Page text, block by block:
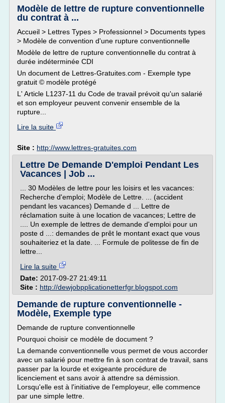
Modèle de lettre de rupture conventionnelle
du contrat à ...
Accueil > Lettres Types > Professionnel > Documents types
> Modèle de convention d'une rupture conventionnelle
Modèle de lettre de rupture conventionnelle du contrat à
durée indéterminée CDI
Un document de Lettres-Gratuites.com - Exemple type
gratuit © modèle protégé
L' Article L1237-11 du Code de travail prévoit qu'un salarié
et son employeur peuvent convenir ensemble de la
rupture...
Lire la suite
Site : http://www.lettres-gratuites.com
Lettre De Demande D'emploi Pendant Les
Vacances | Job ...
... 30 Modèles de lettre pour les loisirs et les vacances:
Recherche d'emploi; Modèle de Lettre. ... (accident
pendant les vacances) Demande d ... Lettre de
réclamation suite à une location de vacances; Lettre de
.... Un exemple de lettres de demande d'emploi pour un
poste d ...: demandes de prêt le montant exact que vous
souhaiteriez et la date. ... Formule de politesse de fin de
lettre...
Lire la suite
Date: 2017-09-27 21:49:11
Site : http://dewjobpplicationetterfgr.blogspot.com
Demande de rupture conventionnelle -
Modèle, Exemple type
Demande de rupture conventionnelle
Pourquoi choisir ce modèle de document ?
La demande conventionnelle vous permet de vous accorder
avec un salarié pour mettre fin à son contrat de travail, sans
passer par la lourde et exigeante procédure de
licenciement et sans avoir à attendre sa démission.
Lorsqu'elle est à l'initiative de l'employeur, elle commence
par une simple lettre.